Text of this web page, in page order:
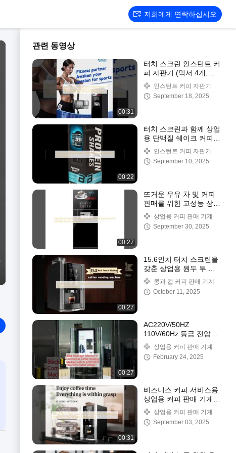
저희에게 연락하십시오
관련 동영상
00:31
터치 스크린 인스턴트 커
피 자판기 (믹서 4개,
3.8L*8 인스턴트 파우더
용기, 고압 에스프레소
브루어 포함)
인스턴트 커피 자판기
September 18, 2025
00:22
터치 스크린과 함께 상업
용 단백질 쉐이크 커피
판매 기계
인스턴트 커피 자판기
September 10, 2025
00:27
뜨거운 우유 차 및 커피
판매를 위한 고성능 상업
용 커피 판매 기계
상업용 커피 판매 기계
September 30, 2025
00:27
15.6인치 터치 스크린을
갖춘 상업용 원두 투 컵
커피 자동 판매기
콩과 컵 커피 판매 기계
October 11, 2025
00:27
AC220V/50HZ
110V/60Hz 등급 전압의
상업용 커피 판매 기계에
서 검은 음료 선택
상업용 커피 판매 기계
February 24, 2025
00:31
비즈니스 커피 서비스용
상업용 커피 판매 기계로
커피 게임을 높여보세요
상업용 커피 판매 기계
September 03, 2025